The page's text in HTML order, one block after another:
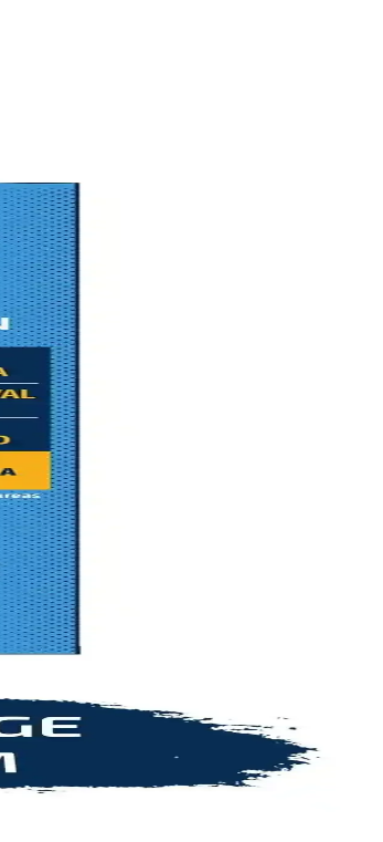
sonuçlar elde edebilirsiniz.
ipuçları sunar.
burada.
bilgiler içerir.
sağlayabilirsiniz.
ile estetik görünümünüzü iyileştirebilirsiniz.